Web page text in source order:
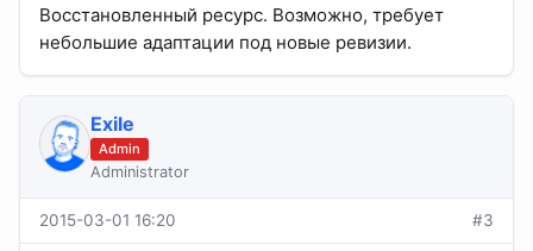
Восстановленный ресурс. Возможно, требует
небольшие адаптации под новые ревизии.
Exile
Admin
Administrator
2015-03-01 16:20 #3